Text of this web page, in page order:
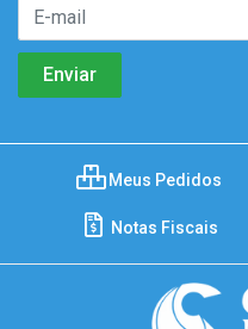
Meus Pedidos
Notas Fiscais